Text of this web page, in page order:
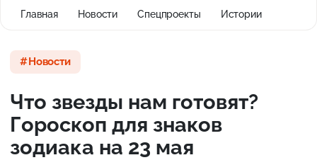
Главная Новости Спецпроекты Истории
Новости
Что звезды нам готовят?
Гороскоп для знаков
зодиака на 23 мая